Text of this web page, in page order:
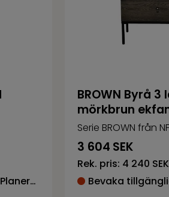
Bevaka tillgänglighet (Planerad återkomst 2026-08-07)
BROWN Byrå 3
mörkbrun
Serie BROWN från
3 604 SEK
Rek. pris: 4 240 SEK
Bevaka